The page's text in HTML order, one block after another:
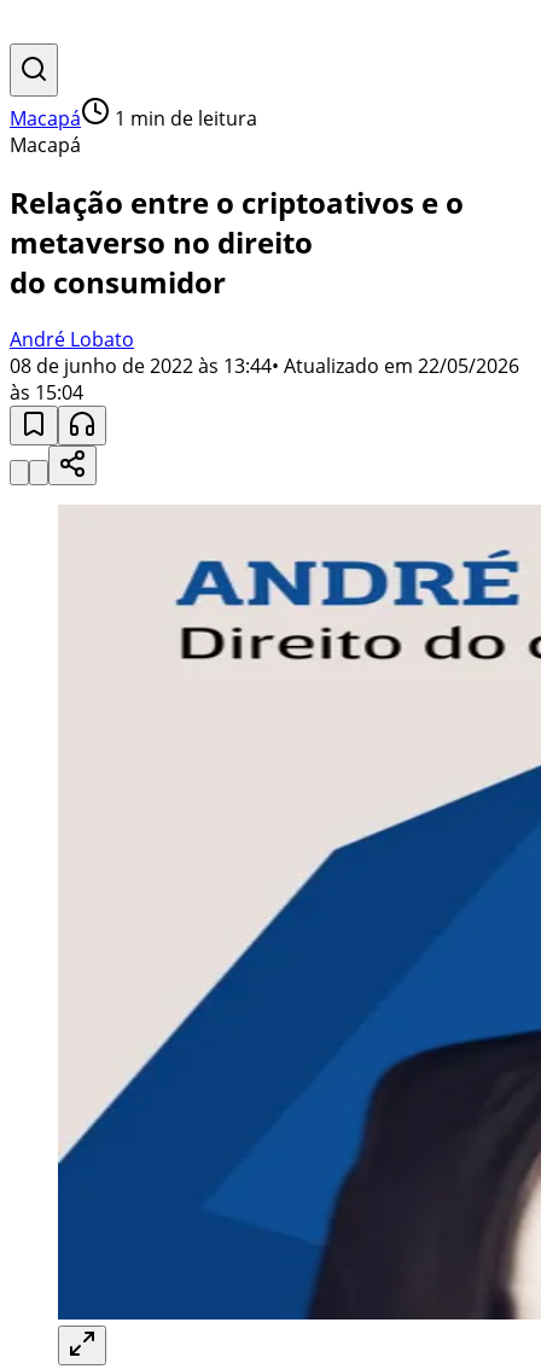
Macapá 1 min de leitura
Macapá
Relação entre o criptoativos e o
metaverso no direito
do consumidor
André Lobato
08 de junho de 2022 às 13:44• Atualizado em 22/05/2026
às 15:04